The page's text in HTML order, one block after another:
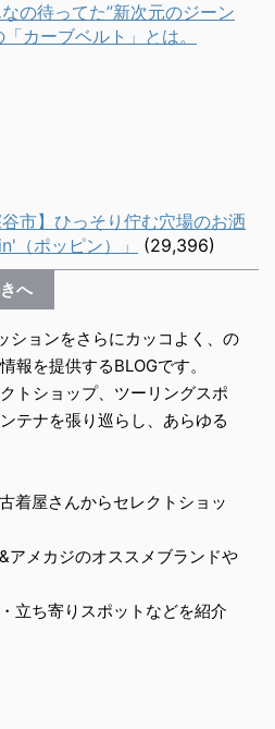
の待ってた”新次元のジーン
カーブベルト」とは。
谷市】ひっそり佇む穴場のお洒
（ポッピン）」
(29,396)
へ
ションをさらにカッコよく、の
報を提供するBLOGです。
トショップ、ツーリングスポ
テナを張り巡らし、あらゆる
着屋さんからセレクトショッ
メカジのオススメブランドや
立ち寄りスポットなどを紹介